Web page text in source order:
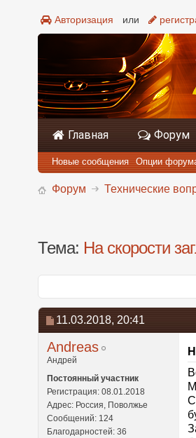
Авторизация или
Главная Форум
Новые сообщения Опции
Форум Технические
Тема: На скорости
11.03.2018, 20:41
Andreas
Андрей
Постоянный участник
Регистрация: 08.01.2018
Адрес: Россия, Поволжье
Сообщений: 124
Благодарностей: 36